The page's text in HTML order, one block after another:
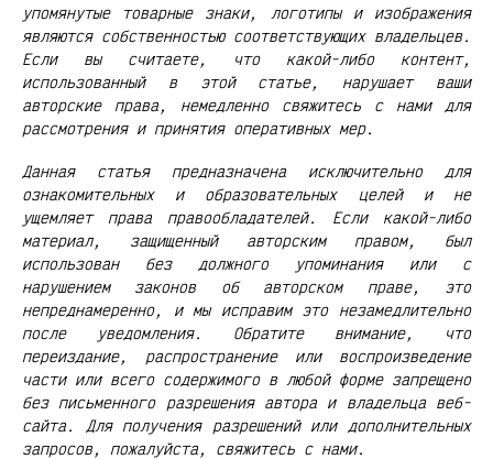
упомянутые товарные знаки, логотипы и изображения
являются собственностью соответствующих владельцев.
Если вы считаете, что какой-либо контент,
использованный в этой статье, нарушает ваши
авторские права, немедленно свяжитесь с нами для
рассмотрения и принятия оперативных мер.
Данная статья предназначена исключительно для
ознакомительных и образовательных целей и не
ущемляет права правообладателей. Если какой-либо
материал, защищенный авторским правом, был
использован без должного упоминания или с
нарушением законов об авторском праве, это
непреднамеренно, и мы исправим это незамедлительно
после уведомления. Обратите внимание, что
переиздание, распространение или воспроизведение
части или всего содержимого в любой форме запрещено
без письменного разрешения автора и владельца веб-
сайта. Для получения разрешений или дополнительных
запросов, пожалуйста, свяжитесь с нами.